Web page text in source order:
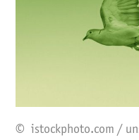
© istockphoto.com /